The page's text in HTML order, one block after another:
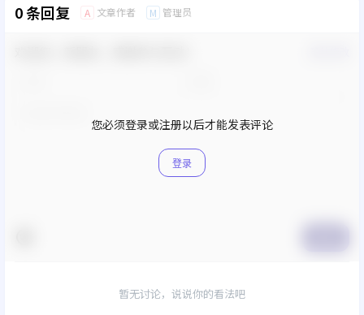
0 条回复 A 文章作者 M 管理员
您必须登录或注册以后才能发表评论
登录
暂无讨论，说说你的看法吧